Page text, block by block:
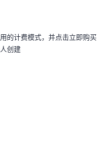
的计费模式，并点击立即购买
创建